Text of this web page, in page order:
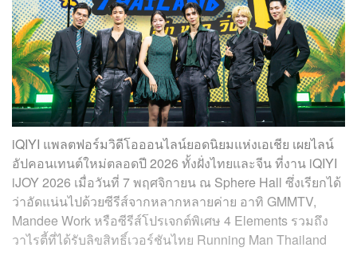
iQIYI แพลตฟอร์มวิดีโอออนไลน์ยอดนิยมแห่งเอเชีย เผยไลน์
อัปคอนเทนต์ใหม่ตลอดปี 2026 ทั้งฝั่งไทยและจีน ที่งาน iQIYI
iJOY 2026 เมื่อวันที่ 7 พฤศจิกายน ณ Sphere Hall ซึ่งเรียกได้
ว่าอัดแน่นไปด้วยซีรีส์จากหลากหลายค่าย อาทิ GMMTV,
Mandee Work หรือซีรีส์โปรเจกต์พิเศษ 4 Elements รวมถึง
วาไรตี้ที่ได้รับลิขสิทธิ์เวอร์ชันไทย Running Man Thailand